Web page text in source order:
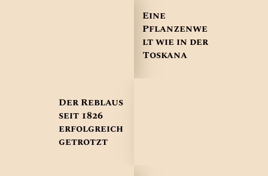
Eine
Pflanzenwe
lt wie in der
Toskana
Der Reblaus
seit 1826
erfolgreich
getrotzt